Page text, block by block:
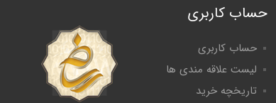
حساب کاربری
حساب کاربری
لیست علاقه مندی ها
تاریخچه خرید